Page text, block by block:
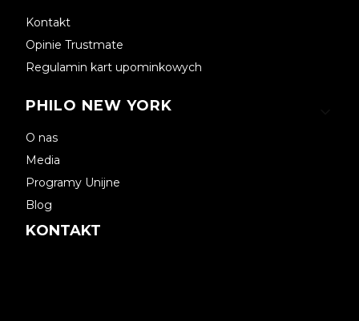
Kontakt
Opinie Trustmate
Regulamin kart upominkowych
PHILO NEW YORK
O nas
Media
Programy Unijne
Blog
KONTAKT